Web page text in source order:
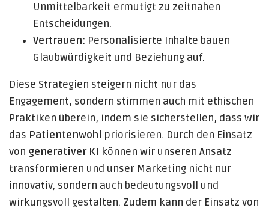
Unmittelbarkeit ermutigt zu zeitnahen
Entscheidungen.
Vertrauen: Personalisierte Inhalte bauen
Glaubwürdigkeit und Beziehung auf.
Diese Strategien steigern nicht nur das
Engagement, sondern stimmen auch mit ethischen
Praktiken überein, indem sie sicherstellen, dass wir
das Patientenwohl priorisieren. Durch den Einsatz
von generativer KI können wir unseren Ansatz
transformieren und unser Marketing nicht nur
innovativ, sondern auch bedeutungsvoll und
wirkungsvoll gestalten. Zudem kann der Einsatz von